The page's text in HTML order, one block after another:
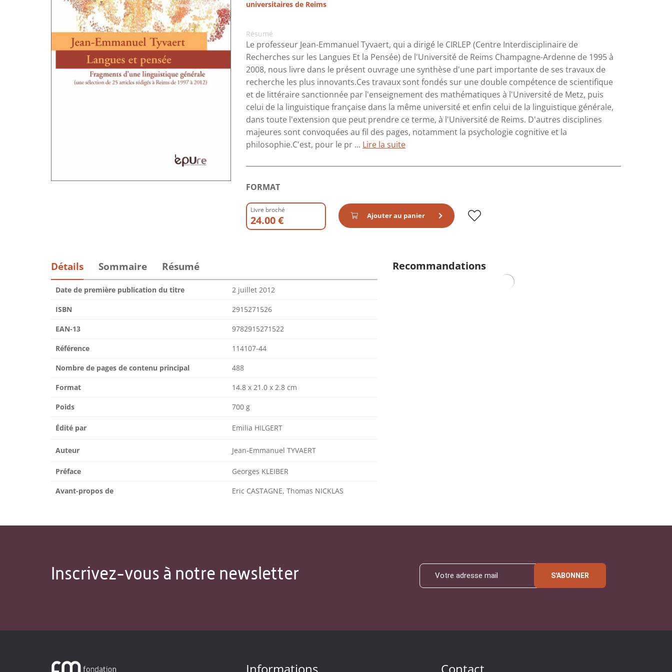
universitaires de Reims
Résumé
Le professeur Jean-Emmanuel Tyvaert, qui a dirigé le CIRLEP (Centre Interdisciplinaire de
Recherches sur les Langues Et la Pensée) de l'Université de Reims Champagne-Ardenne de 1995 à
2008, nous livre dans le présent ouvrage une synthèse d'une part importante de ses travaux de
recherche les plus innovants.Ces travaux sont fondés sur une double compétence de scientifique
et de littéraire sanctionnée par l'enseignement des mathématiques à l'Université de Metz, puis
celui de la linguistique française dans la même université et enfin celui de la linguistique générale,
dans toute l'extension que peut prendre ce terme, à l'Université de Reims. D'autres disciplines
majeures sont convoquées au fil des pages, notamment la psychologie cognitive et la
philosophie.C'est, pour le pr ... Lire la suite
FORMAT
Livre broché
24.00 € Ajouter au panier
Détails Sommaire Résumé
Date de première publication du titre 2 juillet 2012
ISBN 2915271526
EAN-13 9782915271522
Référence 114107-44
Nombre de pages de contenu principal 488
Format 14.8 x 21.0 x 2.8 cm
Poids 700 g
Édité par Emilia HILGERT
Auteur Jean-Emmanuel TYVAERT
Préface Georges KLEIBER
Avant-propos de Eric CASTAGNE, Thomas NICKLAS
Recommandations
Inscrivez-vous à notre newsletter S'ABONNER